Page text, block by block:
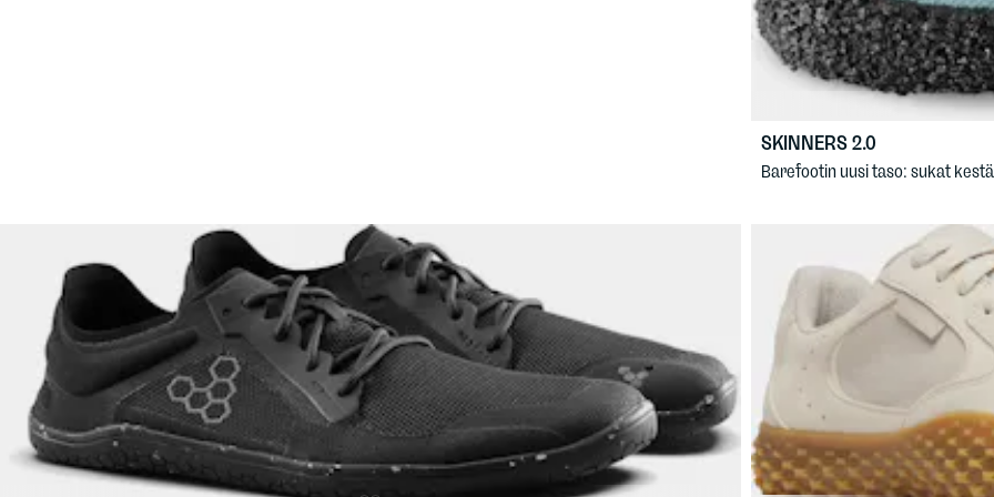
SKINNERS2.0
Barefootin uusi taso: sukat